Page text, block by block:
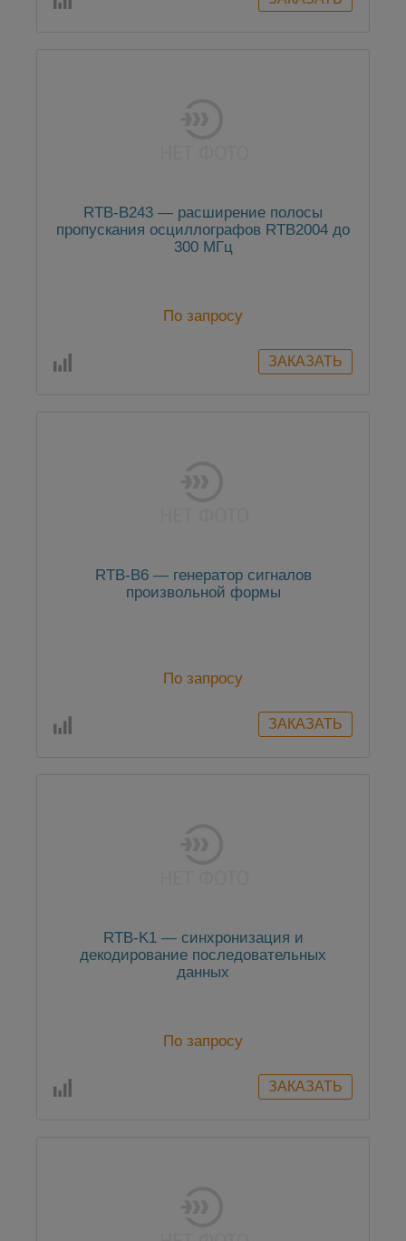
RTB-B243 — расширение полосы
пропускания осциллографов RTB2004 до
300 МГц
По запросу
RTB-B6 — генератор сигналов
произвольной формы
По запросу
RTB-K1 — синхронизация и
декодирование последовательных
данных
По запросу